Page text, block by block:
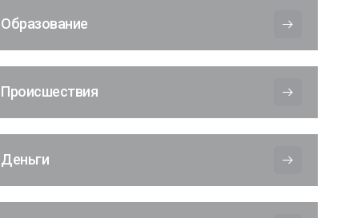
Образование
Происшествия
Деньги